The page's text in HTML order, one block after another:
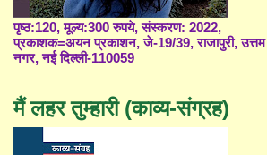
पृष्ठ:120, मूल्य:300 रुपये, संस्करण: 2022,
प्रकाशक=अयन प्रकाशन, जे-19/39, राजापुरी, उत्तम
नगर, नई दिल्ली-110059
मैं लहर तुम्हारी (काव्य-संग्रह)